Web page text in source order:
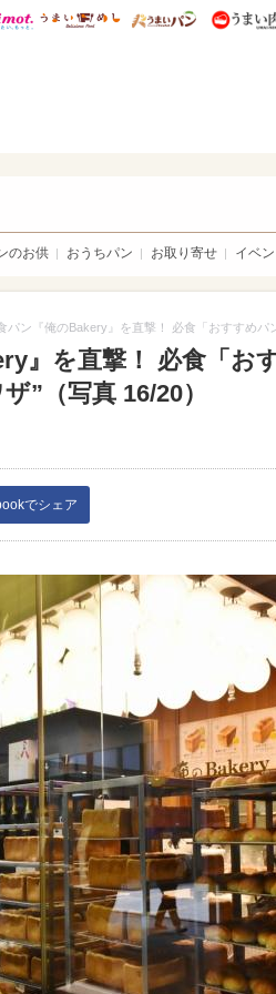
ぴあ総研 ディズニー特集
mimot. うまいめし うまいパ
のお供 おうちパン お取り寄せ イベン
パン『俺のBakery』を直撃！ 必食「おすすめパ
』を直撃！ 必食「お
”（写真 16/20）
でシェア